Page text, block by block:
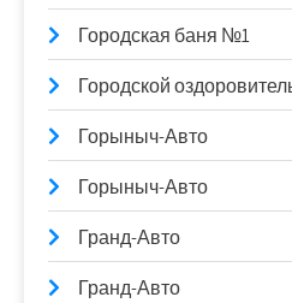
Городская баня №1
Городской
Горыныч-Авто
Горыныч-Авто
Гранд-Авто
Гранд-Авто